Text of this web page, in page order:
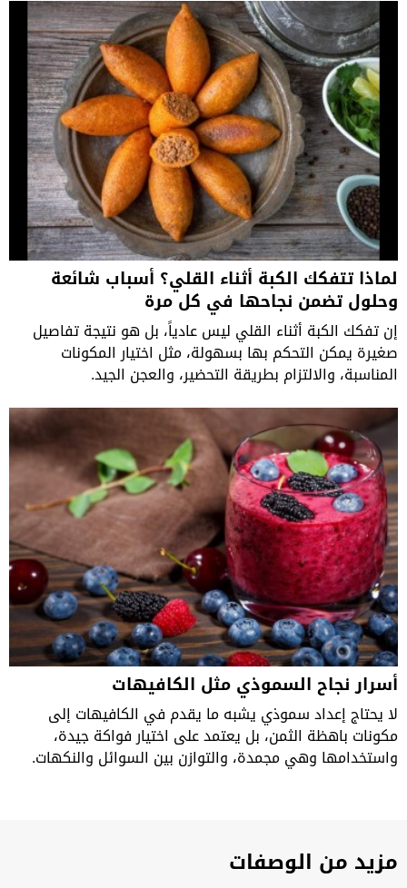
لماذا تتفكك الكبة أثناء القلي؟ أسباب شائعة
وحلول تضمن نجاحها في كل مرة
إن تفكك الكبة أثناء القلي ليس عادياً، بل هو نتيجة تفاصيل
صغيرة يمكن التحكم بها بسهولة، مثل اختيار المكونات
المناسبة، والالتزام بطريقة التحضير، والعجن الجيد.
أسرار نجاح السموذي مثل الكافيهات
لا يحتاج إعداد سموذي يشبه ما يقدم في الكافيهات إلى
مكونات باهظة الثمن، بل يعتمد على اختيار فواكة جيدة،
واستخدامها وهي مجمدة، والتوازن بين السوائل والنكهات.
مزيد من الوصفات